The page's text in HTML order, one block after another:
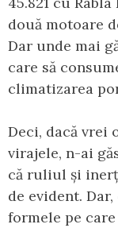
două motoare
Dar unde mai
care să
climatizarea
Deci, dacă vrei
virajele, n-ai
că ruliul și
de evident.
formele pe